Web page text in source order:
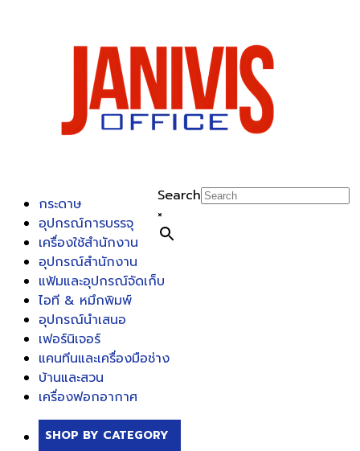
Search
×
กระดาษ
อุปกรณ์การบรรจุ
เครื่องใช้สำนักงาน
อุปกรณ์สำนักงาน
แฟ้มและอุปกรณ์จัดเก็บ
ไอที & หมึกพิมพ์
อุปกรณ์นำเสนอ
เฟอร์นิเจอร์
แคนทีนและเครื่องมือช่าง
บ้านและสวน
เครื่องฟอกอากาศ
SHOP BY CATEGORY